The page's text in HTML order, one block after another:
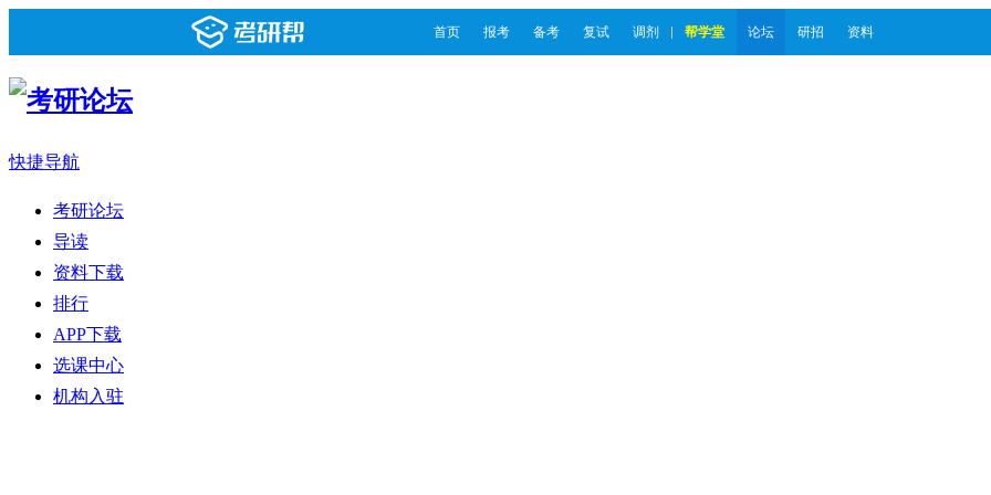
首页 报考 备考 复试 调剂 帮学堂 论坛 研招 资料
快捷导航
考研论坛
导读
资料下载
排行
APP下载
选课中心
机构入驻